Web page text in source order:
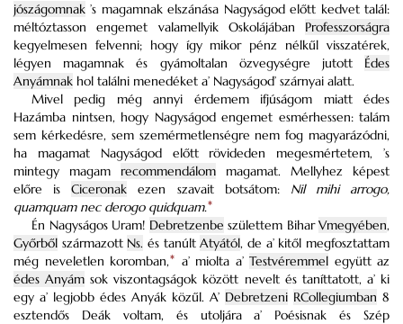
jószágomnak ’s magamnak elszánása Nagyságod előtt kedvet talál:
méltóztasson engemet valamellyik Oskolájában Professzorságra
kegyelmesen felvenni; hogy így mikor pénz nélkűl visszatérek,
légyen magamnak és gyámoltalan özvegységre jutott Édes
Anyámnak hol találni menedéket a’ Nagyságod’ szárnyai alatt.
Mivel pedig még annyi érdemem ifjúságom miatt édes
Hazámba nintsen, hogy Nagyságod engemet esmérhessen: talám
sem kérkedésre, sem szemérmetlenségre nem fog magyarázódni,
ha magamat Nagyságod előtt rövideden megesmértetem, ’s
mintegy magam recommendálom magamat. Mellyhez képest
előre isCiceronak ezen szavait botsátom: Nil mihi arrogo,
quamquam nec derogo quidquam.*
Én Nagyságos Uram! Debretzenbe születtem BiharVmegyében,
Győrből származott Ns. és tanúltAtyától, de a’ kitől megfosztattam
még neveletlen koromban,* a’ miolta a’ Testvéremmel együtt az
édes Anyám sok viszontagságok között nevelt és taníttatott, a’ ki
egy a’ legjobb édes Anyák közűl. A’ Debretzeni RCollegiumban 8
esztendős Deák voltam, és utoljára a’ Poésisnak és Szép